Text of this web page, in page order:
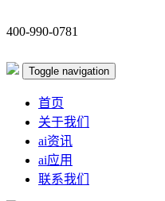
400-990-0781
Toggle navigation
首页
关于我们
ai资讯
ai应用
联系我们